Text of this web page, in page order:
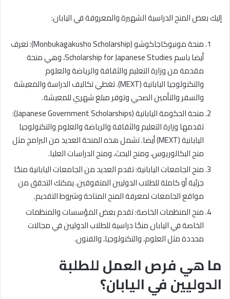
إليك بعض المنح الدراسية الشهيرة والمعروفة في اليابان:
منحة مونبوكاجاكوشو (Monbukagakusho Scholarship): تعرف
أيضا باسم Scholarship for Japanese Studies، وهي منحة
مقدمة من وزارة التعليم والثقافة والرياضة والعلوم
والتكنولوجيا اليابانية (MEXT). تغطي تكاليف الدراسة والمعيشة
والسفر والتأمين الصحي وتوفر مبلغ شهري للمعيشة.
منحة الحكومة اليابانية (Japanese Government Scholarships):
تقدمها وزارة التعليم والثقافة والرياضة والعلوم والتكنولوجيا
اليابانية (MEXT) أيضا. تشمل هذه المنحة العديد من البرامج مثل
منح البكالوريوس، ومنح البحث، ومنح الدراسات العليا.
منح الجامعات اليابانية: تقدم العديد من الجامعات اليابانية منحًا
جزئية أو كاملة للطلاب الدوليين المتفوقين. يمكنك التحقق من
مواقع الجامعات لمعرفة المنح المتاحة وشروط التقديم.
منح المنظمات الخاصة: تقدم بعض المؤسسات والمنظمات
الخاصة في اليابان منحًا دراسية للطلاب الدوليين في مجالات
محددة مثل العلوم، والتكنولوجيا، والفنون.
ما هي فرص العمل للطلبة
الدوليين في اليابان؟